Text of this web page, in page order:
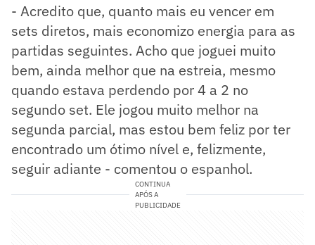
- Acredito que, quanto mais eu vencer em
sets diretos, mais economizo energia para as
partidas seguintes. Acho que joguei muito
bem, ainda melhor que na estreia, mesmo
quando estava perdendo por 4 a 2 no
segundo set. Ele jogou muito melhor na
segunda parcial, mas estou bem feliz por ter
encontrado um ótimo nível e, felizmente,
seguir adiante - comentou o espanhol.
CONTINUA
APÓS A
PUBLICIDADE